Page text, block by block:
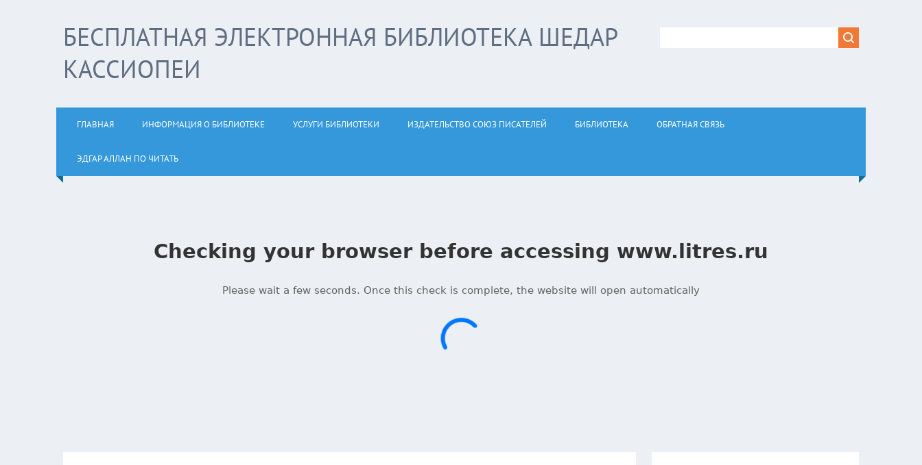
БЕСПЛАТНАЯ ЭЛЕКТРОННАЯ БИБЛИОТЕКА ШЕДАР
КАССИОПЕИ
ГЛАВНАЯ ИНФОРМАЦИЯ О БИБЛИОТЕКЕ УСЛУГИ БИБЛИОТЕКИ ИЗДАТЕЛЬСТВО СОЮЗ ПИСАТЕЛЕЙ БИБЛИОТЕКА ОБРАТНАЯ СВЯЗЬ
ЭДГАР АЛЛАН ПО ЧИТАТЬ